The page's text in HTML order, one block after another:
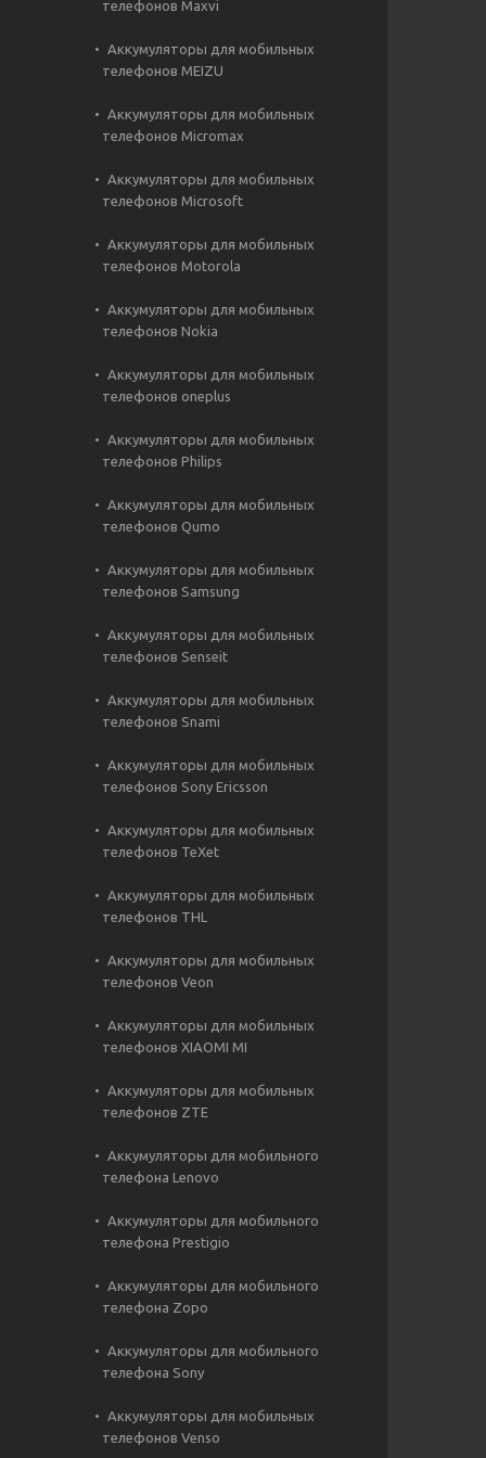
телефонов Maxvi
Аккумуляторы для мобильных
телефонов MEIZU
Аккумуляторы для мобильных
телефонов Micromax
Аккумуляторы для мобильных
телефонов Microsoft
Аккумуляторы для мобильных
телефонов Motorola
Аккумуляторы для мобильных
телефонов Nokia
Аккумуляторы для мобильных
телефонов oneplus
Аккумуляторы для мобильных
телефонов Philips
Аккумуляторы для мобильных
телефонов Qumo
Аккумуляторы для мобильных
телефонов Samsung
Аккумуляторы для мобильных
телефонов Senseit
Аккумуляторы для мобильных
телефонов Snami
Аккумуляторы для мобильных
телефонов Sony Ericsson
Аккумуляторы для мобильных
телефонов TeXet
Аккумуляторы для мобильных
телефонов THL
Аккумуляторы для мобильных
телефонов Veon
Аккумуляторы для мобильных
телефонов XIAOMI MI
Аккумуляторы для мобильных
телефонов ZTE
Аккумуляторы для мобильного
телефона Lenovo
Аккумуляторы для мобильного
телефона Prestigio
Аккумуляторы для мобильного
телефона Zopo
Аккумуляторы для мобильного
телефона Sony
Аккумуляторы для мобильных
телефонов Venso